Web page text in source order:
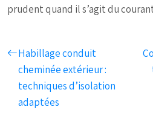
prudent quand il s’agit du
Habillage conduit
cheminée extérieur :
techniques d’isolation
adaptées